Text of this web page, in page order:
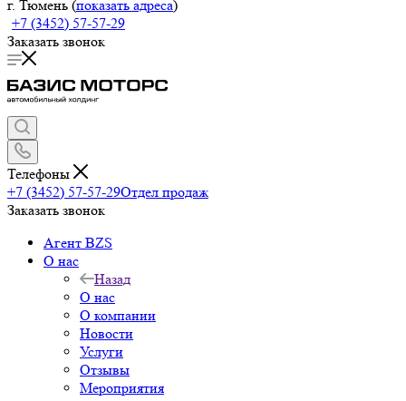
г. Тюмень (показать адреса)
+7 (3452) 57-57-29
Заказать звонок
Телефоны
+7 (3452) 57-57-29Отдел продаж
Заказать звонок
Агент BZS
О нас
Назад
О нас
О компании
Новости
Услуги
Отзывы
Мероприятия